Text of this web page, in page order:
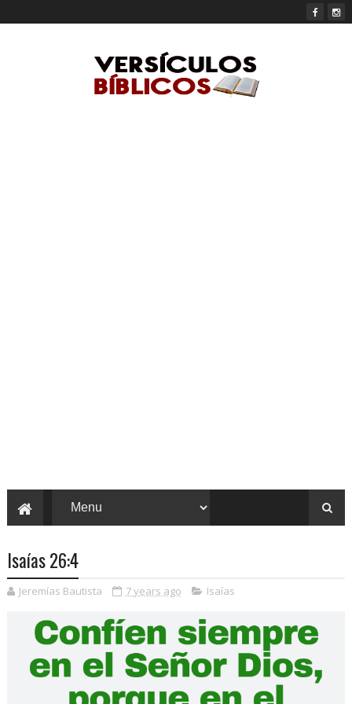
Isaías 26:4
Jeremías Bautista 7 years ago Isaías